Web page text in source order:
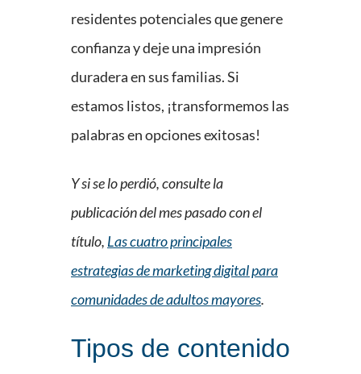
residentes potenciales que genere
confianza y deje una impresión
duradera en sus familias. Si
estamos listos, ¡transformemos las
palabras en opciones exitosas!
Y si se lo perdió, consulte la
publicación del mes pasado con el
título, Las cuatro principales
estrategias de marketing digital para
comunidades de adultos mayores.
Tipos de contenido